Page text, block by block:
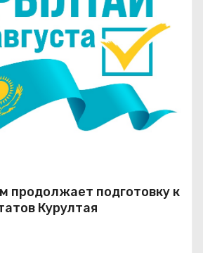
продолжает подготовку к
Курултая